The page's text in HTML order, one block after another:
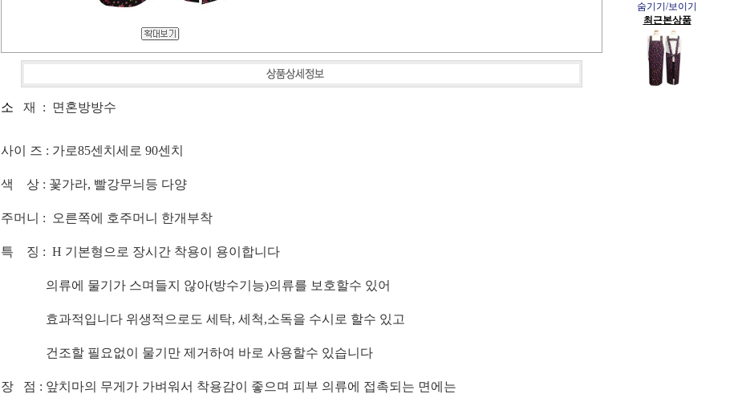
소 재 : 면혼방방수
사이 즈 : 가로85센치세로 90센치
색 상 : 꽃가라, 빨강무늬등 다양
주머니 : 오른쪽에 호주머니 한개부착
특 징 : H 기본형으로 장시간 착용이 용이합니다
의류에 물기가 스며들지 않아(방수기능)의류를 보호할수 있어
효과적입니다 위생적으로도 세탁, 세척,소독을 수시로 할수 있고
건조할 필요없이 물기만 제거하여 바로 사용할수 있습니다
장 점 : 앞치마의 무게가 가벼워서 착용감이 좋으며 피부 의류에 접촉되는 면에는
숨기기/보이기
최근본상품